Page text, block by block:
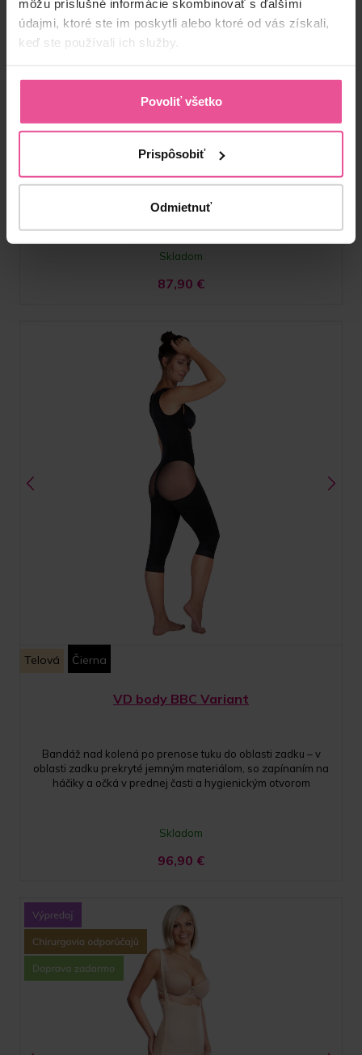
môžu príslušné informácie skombinovať s ďalšími
údajmi, ktoré ste im poskytli alebo ktoré od vás získali,
keď ste používali ich služby.
Povoliť všetko
Prispôsobiť
Odmietnuť
Telová Čierna
VD body BBO Variant
Bandáž pod kolená po prenose tuku do oblasti zadku – s
očká v prednej časti a hygienickým otvorom
Skladom
87,90 €
Telová Čierna
VD body BBC Variant
Bandáž nad kolená po prenose tuku do oblasti zadku – v
oblasti zadku prekryté jemným materiálom, so zapínaním na
háčiky a očká v prednej časti a hygienickým otvorom
Skladom
96,90 €